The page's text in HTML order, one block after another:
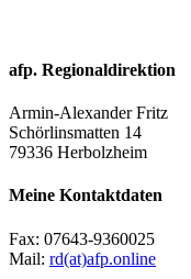
afp. Regionaldirektion
Armin-Alexander Fritz
Schörlinsmatten 14
79336 Herbolzheim
Meine Kontaktdaten
Fax: 07643-9360025
Mail: rd(at)afp.online